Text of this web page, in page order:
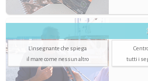
L'insegnante che spiega
il mare come nessun altro
tutti i